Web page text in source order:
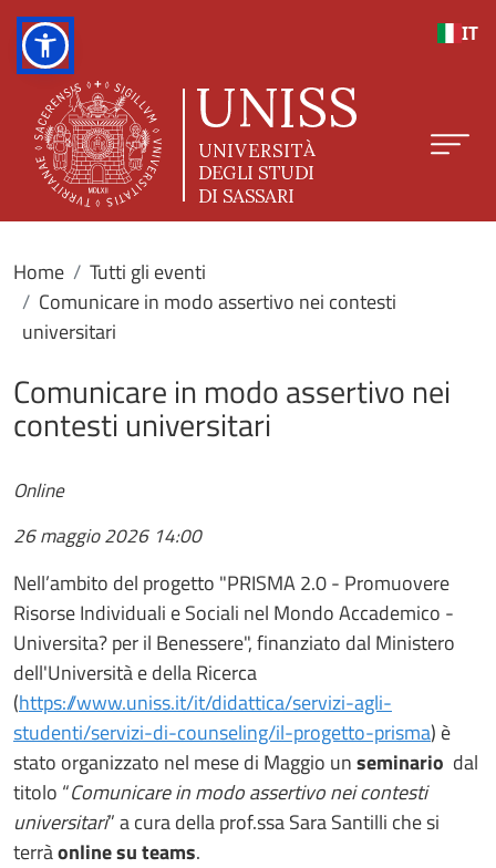
IT
Home
Tutti gli eventi
Comunicare in modo assertivo nei contesti
universitari
Comunicare in modo assertivo nei
contesti universitari
Online
26 maggio 202614:00
Nell’ambito del progetto "PRISMA 2.0 - Promuovere
Risorse Individuali e Sociali nel Mondo Accademico -
Universita? per il Benessere", finanziato dal Ministero
dell'Università e della Ricerca
(https://www.uniss.it/it/didattica/servizi-agli-
studenti/servizi-di-counseling/il-progetto-prisma) è
stato organizzato nel mese di Maggio unseminario dal
titolo “Comunicare in modo assertivo nei contesti
universitari” a cura della prof.ssa Sara Santilli che si
terràonline su teams.